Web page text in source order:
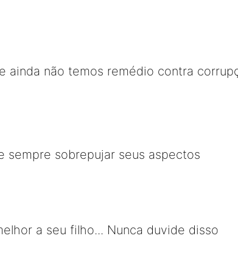
ainda não temos remédio contra
sempre sobrepujar seus aspectos
a seu filho... Nunca duvide disso